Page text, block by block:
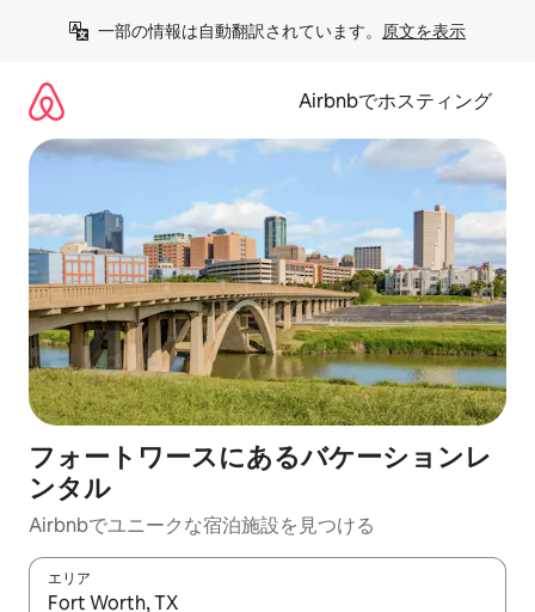
一部の情報は自動翻訳されています。 原文を表示
Airbnbでホスティング
フォートワースにあるバケーションレ
ンタル
Airbnbでユニークな宿泊施設を見つける
エリア
検索結果が表示されたら、上下の矢印キーを使って移動するか